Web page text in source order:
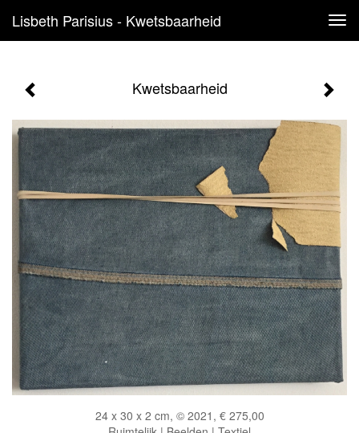
Lisbeth Parisius - Kwetsbaarheid
Kwetsbaarheid
24 x 30 x 2 cm, © 2021, € 275,00